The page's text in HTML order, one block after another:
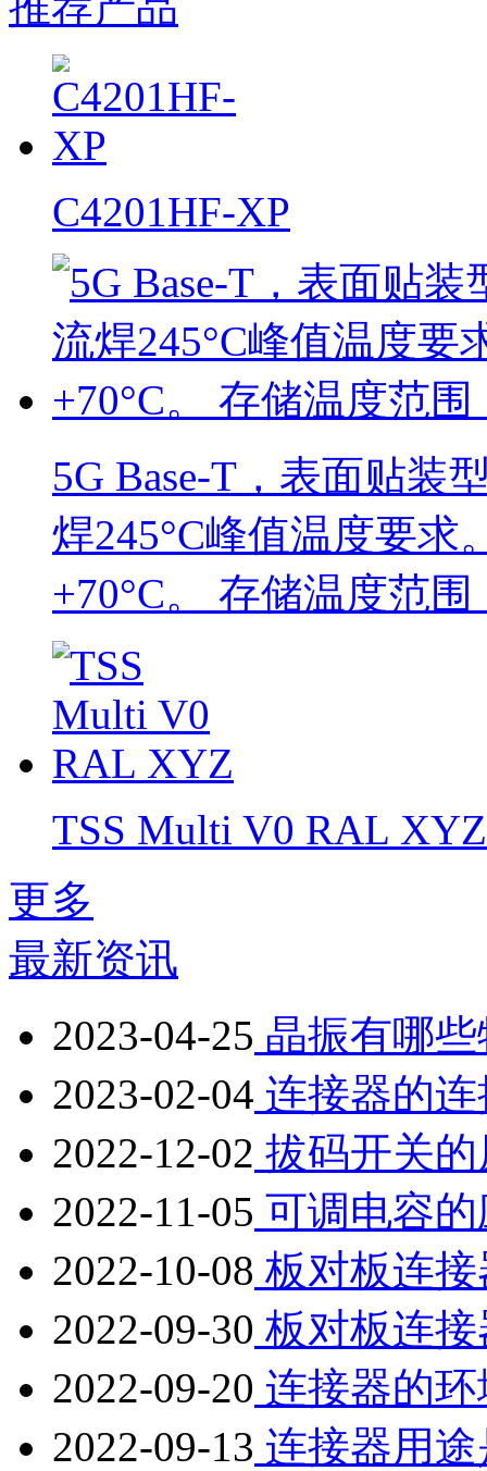
C4201HF-XP
5G Base-T，表面贴装
焊245°C峰值温度要求
+70°C。 存储温度范围
TSS Multi V0 RAL XYZ
更多
最新资讯
2023-04-25 晶振有哪
2023-02-04 连接器的
2022-12-02 拔码开关
2022-11-05 可调电容
2022-10-08 板对板连
2022-09-30 板对板连
2022-09-20 连接器的
2022-09-13 连接器用